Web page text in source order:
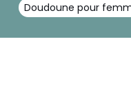
Doudoune pour